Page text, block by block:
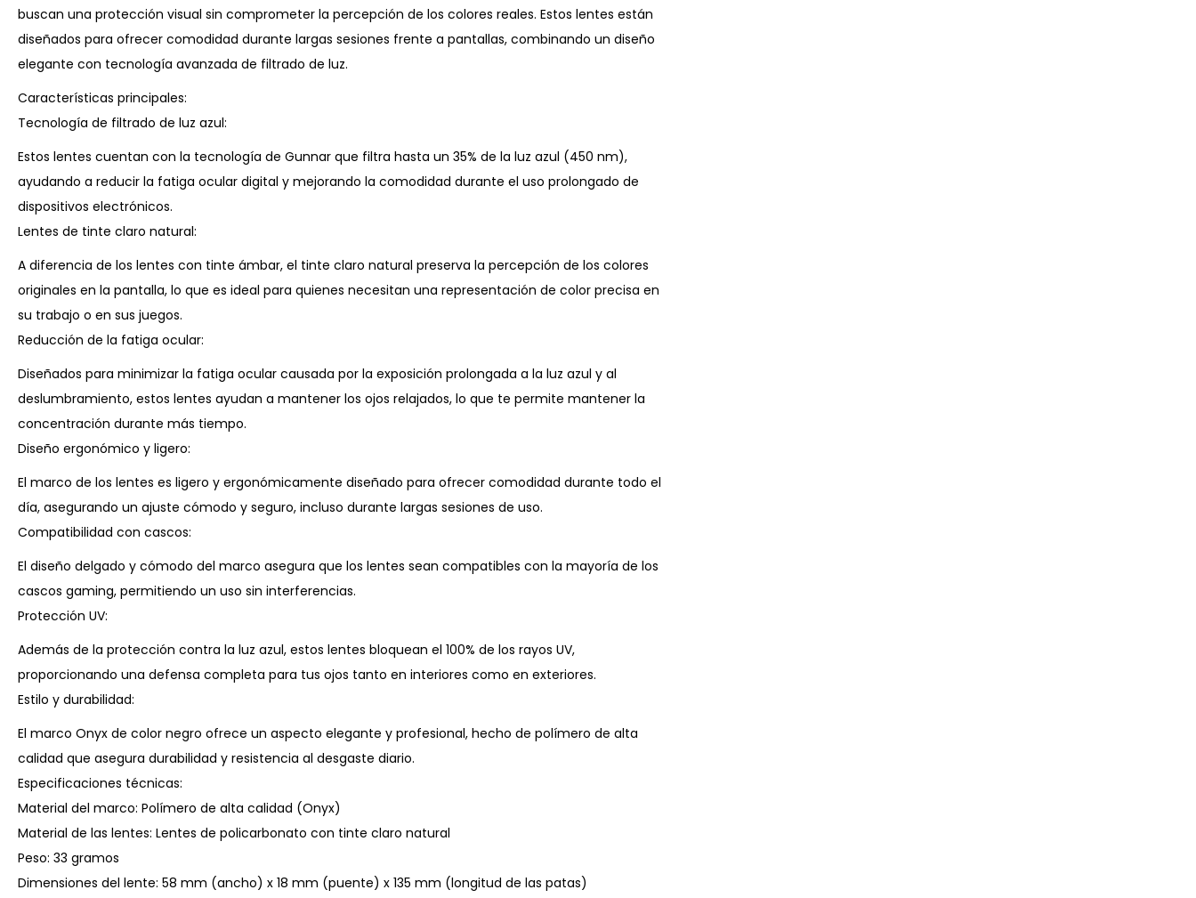
buscan una protección visual sin comprometer la percepción de los colores reales. Estos lentes están
diseñados para ofrecer comodidad durante largas sesiones frente a pantallas, combinando un diseño
elegante con tecnología avanzada de filtrado de luz.
Características principales:
Tecnología de filtrado de luz azul:
Estos lentes cuentan con la tecnología de Gunnar que filtra hasta un 35% de la luz azul (450 nm),
ayudando a reducir la fatiga ocular digital y mejorando la comodidad durante el uso prolongado de
dispositivos electrónicos.
Lentes de tinte claro natural:
A diferencia de los lentes con tinte ámbar, el tinte claro natural preserva la percepción de los colores
originales en la pantalla, lo que es ideal para quienes necesitan una representación de color precisa en
su trabajo o en sus juegos.
Reducción de la fatiga ocular:
Diseñados para minimizar la fatiga ocular causada por la exposición prolongada a la luz azul y al
deslumbramiento, estos lentes ayudan a mantener los ojos relajados, lo que te permite mantener la
concentración durante más tiempo.
Diseño ergonómico y ligero:
El marco de los lentes es ligero y ergonómicamente diseñado para ofrecer comodidad durante todo el
día, asegurando un ajuste cómodo y seguro, incluso durante largas sesiones de uso.
Compatibilidad con cascos:
El diseño delgado y cómodo del marco asegura que los lentes sean compatibles con la mayoría de los
cascos gaming, permitiendo un uso sin interferencias.
Protección UV:
Además de la protección contra la luz azul, estos lentes bloquean el 100% de los rayos UV,
proporcionando una defensa completa para tus ojos tanto en interiores como en exteriores.
Estilo y durabilidad:
El marco Onyx de color negro ofrece un aspecto elegante y profesional, hecho de polímero de alta
calidad que asegura durabilidad y resistencia al desgaste diario.
Especificaciones técnicas:
Material del marco: Polímero de alta calidad (Onyx)
Material de las lentes: Lentes de policarbonato con tinte claro natural
Peso: 33 gramos
Dimensiones del lente: 58 mm (ancho) x 18 mm (puente) x 135 mm (longitud de las patas)